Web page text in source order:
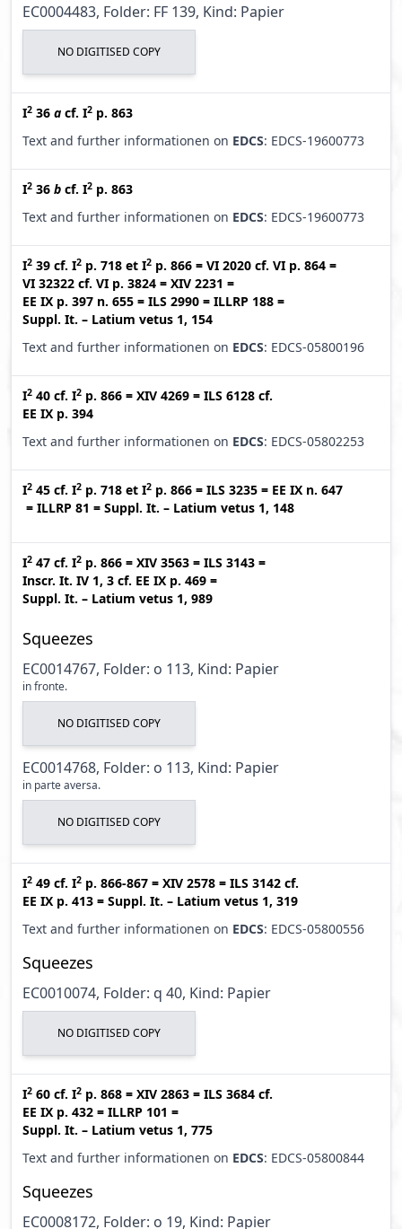
EC0004483, Folder: FF 139, Kind: Papier
NO DIGITISED COPY
I2 36 a cf. I2 p. 863
Text and further informationen on EDCS: EDCS-19600773
I2 36 b cf. I2 p. 863
Text and further informationen on EDCS: EDCS-19600773
I2 39 cf. I2 p. 718 et I2 p. 866 = VI 2020 cf. VI p. 864 =
VI 32322 cf. VI p. 3824 = XIV 2231 =
EE IX p. 397 n. 655 = ILS 2990 = ILLRP 188 =
Suppl. It. – Latium vetus 1, 154
Text and further informationen on EDCS: EDCS-05800196
I2 40 cf. I2 p. 866 = XIV 4269 = ILS 6128 cf.
EE IX p. 394
Text and further informationen on EDCS: EDCS-05802253
I2 45 cf. I2 p. 718 et I2 p. 866 = ILS 3235 = EE IX n. 647
= ILLRP 81 = Suppl. It. – Latium vetus 1, 148
I2 47 cf. I2 p. 866 = XIV 3563 = ILS 3143 =
Inscr. It. IV 1, 3 cf. EE IX p. 469 =
Suppl. It. – Latium vetus 1, 989
Squeezes
EC0014767, Folder: o 113, Kind: Papier
in fronte.
NO DIGITISED COPY
EC0014768, Folder: o 113, Kind: Papier
in parte aversa.
NO DIGITISED COPY
I2 49 cf. I2 p. 866-867 = XIV 2578 = ILS 3142 cf.
EE IX p. 413 = Suppl. It. – Latium vetus 1, 319
Text and further informationen on EDCS: EDCS-05800556
Squeezes
EC0010074, Folder: q 40, Kind: Papier
NO DIGITISED COPY
I2 60 cf. I2 p. 868 = XIV 2863 = ILS 3684 cf.
EE IX p. 432 = ILLRP 101 =
Suppl. It. – Latium vetus 1, 775
Text and further informationen on EDCS: EDCS-05800844
Squeezes
EC0008172, Folder: o 19, Kind: Papier